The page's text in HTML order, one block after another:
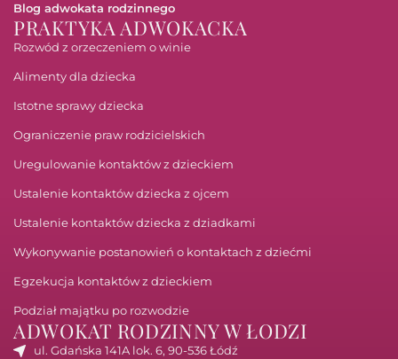
Blog adwokata rodzinnego
PRAKTYKA ADWOKACKA
Rozwód z orzeczeniem o winie
Alimenty dla dziecka
Istotne sprawy dziecka
Ograniczenie praw rodzicielskich
Uregulowanie kontaktów z dzieckiem
Ustalenie kontaktów dziecka z ojcem
Ustalenie kontaktów dziecka z dziadkami
Wykonywanie postanowień o kontaktach z dziećmi
Egzekucja kontaktów z dzieckiem
Podział majątku po rozwodzie
ADWOKAT RODZINNY W ŁODZI
ul. Gdańska 141A lok. 6, 90-536 Łódź